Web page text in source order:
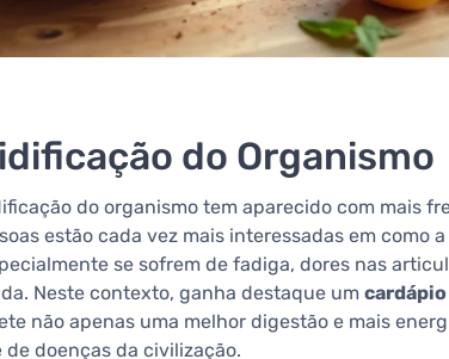
do Organismo
do organismo tem aparecido com mais
estão cada vez mais interessadas em como a
se sofrem de fadiga, dores nas
Neste contexto, ganha destaque um cardápio
não apenas uma melhor digestão e mais
doenças da civilização.